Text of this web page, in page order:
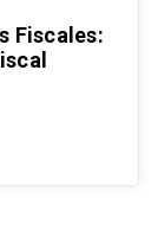
Fiscales: